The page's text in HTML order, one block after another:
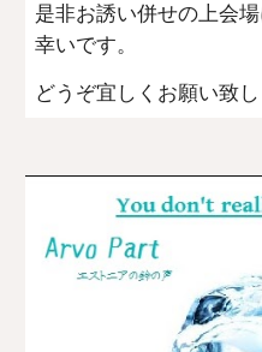
是非お誘い併せの上会
幸いです。
どうぞ宜しくお願い致し